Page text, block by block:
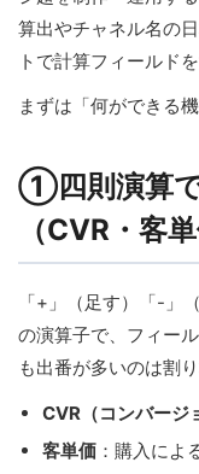
算出やチャネル名の
トで計算フィールド
まずは「何ができる
①四則演算
（CVR・客
「+」（足す）「-」
の演算子で、フィー
も出番が多いのは割り
CVR（コンバージ
客単価 ：購入によ